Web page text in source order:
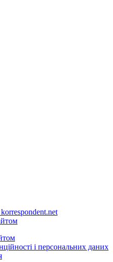
і персональних даних